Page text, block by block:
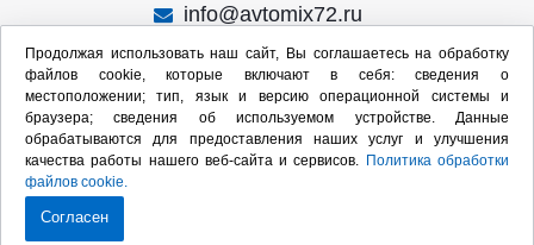
info@avtomix72.ru
г. Тюмень, ул. 50 лет Октября, 120
Пн-Пт
: 09:00 – 19:00
Сб: 10:00 – 17:00
Вс: Выходной
Мы в социальных сетях:
Продолжая использовать наш сайт, Вы соглашаетесь на обработку
файлов cookie, которые включают в себя: сведения о
местоположении; тип, язык и версию операционной системы и
браузера; сведения об используемом устройстве. Данные
обрабатываются для предоставления наших услуг и улучшения
качества работы нашего веб-сайта и сервисов. Политика обработки
файлов cookie.
Согласен